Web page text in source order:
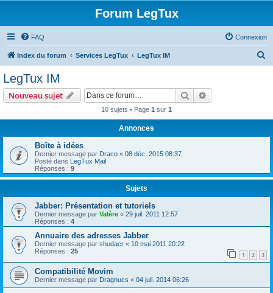
Forum LegTux
FAQ Connexion
Index du forum Services LegTux LegTux IM
LegTux IM
Nouveau sujet Rechercher
10 sujets • Page 1 sur 1
Annonces
Boîte à idées
Dernier message par Draco « 08 déc. 2015 08:37
Posté dans LegTux Mail
Réponses : 9
Sujets
Jabber: Présentation et tutoriels
Dernier message par Valère « 29 juil. 2011 12:57
Réponses : 4
Annuaire des adresses Jabber
Dernier message par shudacr « 10 mai 2011 20:22
Réponses : 25 1 2 3
Compatibilité Movim
Dernier message par Dragnucs « 04 juil. 2014 06:26